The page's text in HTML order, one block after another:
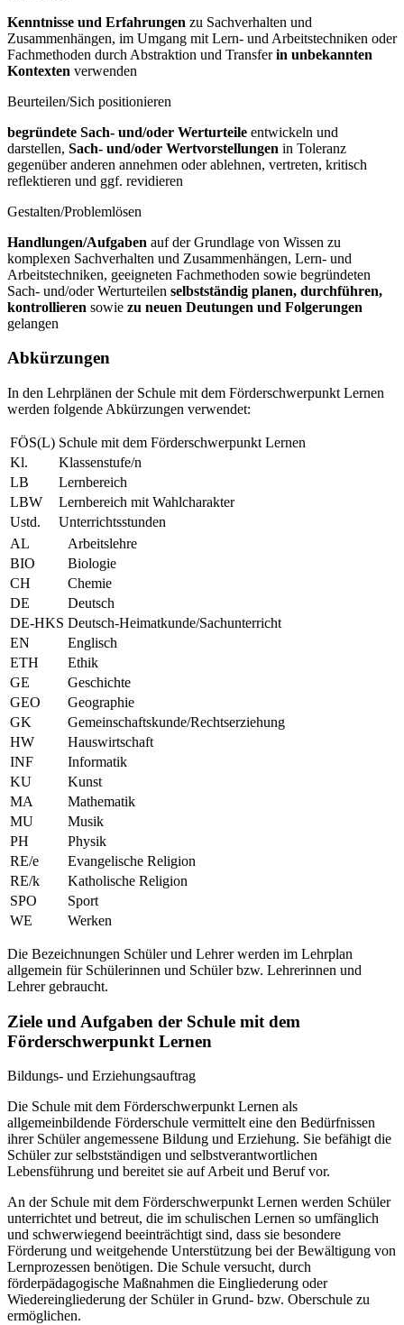
Kenntnisse und Erfahrungen zu Sachverhalten und
Zusammenhängen, im Umgang mit Lern- und Arbeitstechniken oder
Fachmethoden durch Abstraktion und Transferin unbekannten
Kontexten verwenden
Beurteilen/Sich positionieren
begründete Sach- und/oder Werturteile entwickeln und
darstellen, Sach- und/oder Wertvorstellungen in Toleranz
gegenüber anderen annehmen oder ablehnen, vertreten, kritisch
reflektieren und ggf. revidieren
Gestalten/Problemlösen
Handlungen/Aufgaben auf der Grundlage von Wissen zu
komplexen Sachverhalten und Zusammenhängen, Lern- und
Arbeitstechniken, geeigneten Fachmethoden sowie begründeten
Sach- und/oder Werturteilen selbstständig planen, durchführen,
kontrollieren sowie zu neuen Deutungen und Folgerungen
gelangen
Abkürzungen
In den Lehrplänen der Schule mit dem Förderschwerpunkt Lernen
werden folgende Abkürzungen verwendet:
FÖS(L) Schule mit dem Förderschwerpunkt Lernen
Kl.
Klassenstufe/n
LB
Lernbereich
LBW
Lernbereich mit Wahlcharakter
Ustd.
Unterrichtsstunden
AL
Arbeitslehre
BIO
Biologie
CH
Chemie
DE
Deutsch
DE-HKS Deutsch-Heimatkunde/Sachunterricht
EN
Englisch
ETH
Ethik
GE
Geschichte
GEO
Geographie
GK
Gemeinschaftskunde/Rechtserziehung
HW
Hauswirtschaft
INF
Informatik
KU
Kunst
MA
Mathematik
MU
Musik
PH
Physik
RE/e
Evangelische Religion
RE/k
Katholische Religion
SPO
Sport
WE
Werken
Die Bezeichnungen Schüler und Lehrer werden im Lehrplan
allgemein für Schülerinnen und Schüler bzw. Lehrerinnen und
Lehrer gebraucht.
Ziele und Aufgaben der Schule mit dem
Förderschwerpunkt Lernen
Bildungs- und Erziehungsauftrag
Die Schule mit dem Förderschwerpunkt Lernen als
allgemeinbildende Förderschule vermittelt eine den Bedürfnissen
ihrer Schüler angemessene Bildung und Erziehung. Sie befähigt die
Schüler zur selbstständigen und selbstverantwortlichen
Lebensführung und bereitet sie auf Arbeit und Beruf vor.
An der Schule mit dem Förderschwerpunkt Lernen werden Schüler
unterrichtet und betreut, die im schulischen Lernen so umfänglich
und schwerwiegend beeinträchtigt sind, dass sie besondere
Förderung und weitgehende Unterstützung bei der Bewältigung von
Lernprozessen benötigen. Die Schule versucht, durch
förderpädagogische Maßnahmen die Eingliederung oder
Wiedereingliederung der Schüler in Grund- bzw. Oberschule zu
ermöglichen.